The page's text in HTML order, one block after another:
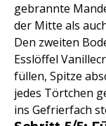
gebrannte
der Mitte als
Den zweiten
Esslöffel
füllen, Spitze
jedes Törtchen
ins Gefrierfach